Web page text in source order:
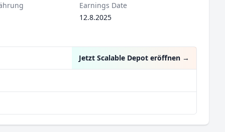
Earnings Date
12.8.2025
Jetzt Scalable Depot eröffnen →